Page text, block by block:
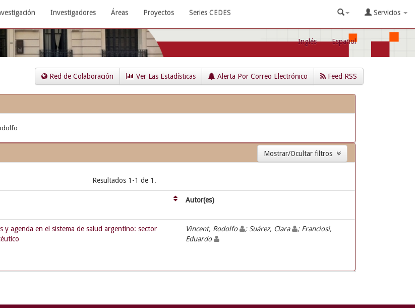
Investigadores Áreas Proyectos Series CEDES Servicios
Inglés Español
Red de Colaboración Ver Las Estadísticas Alerta Por Correo Electrónico Feed RSS
Resultados 1-1 de 1.
Autor(es)
y agenda en el sistema de salud argentino: sector
Vincent, Rodolfo ; Suárez, Clara
; Franciosi,
Eduardo